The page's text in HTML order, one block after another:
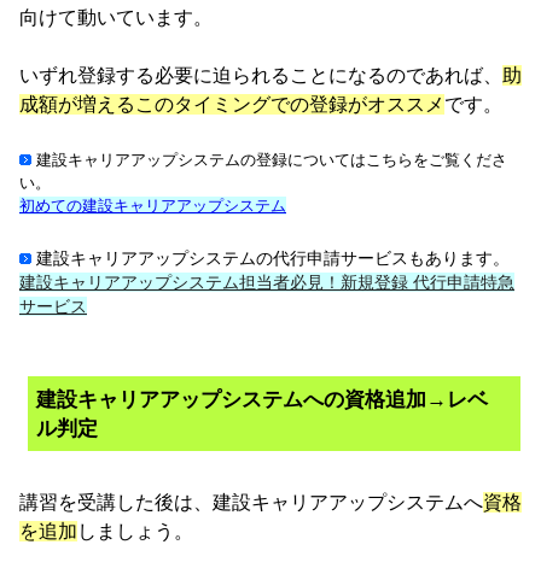
向けて動いています。
いずれ登録する必要に迫られることになるのであれば、
助
成額が増えるこのタイミングでの登録がオススメ です。
建設キャリアアップシステムの登録についてはこちらをご覧くださ
い。
初めての建設キャリアアップシステム
建設キャリアアップシステムの代行申請サービスもあります。
建設キャリアアップシステム担当者必見！新規登録 代行申請特急
サービス
建設キャリアアップシステムへの資格追加→レベ
ル判定
講習を受講した後は、建設キャリアアップシステムへ資格
を追加 しましょう。